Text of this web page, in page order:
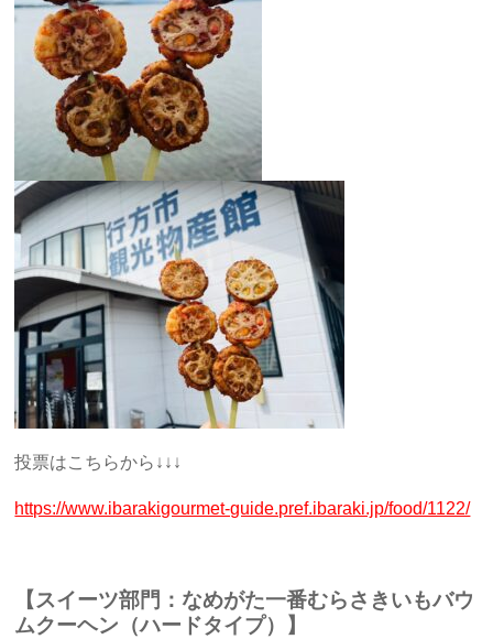
投票はこちらから↓↓↓
https://www.ibarakigourmet-guide.pref.ibaraki.jp/food/1122/
【スイーツ部門：なめがた一番むらさきいもバウ
ムクーヘン（ハードタイプ）】